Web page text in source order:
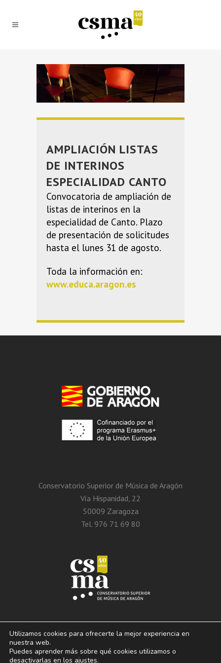
AMPLIACIÓN LISTAS
DE INTERINOS
ESPECIALIDAD CANTO
Convocatoria de ampliación de
listas de interinos en la
especialidad de Canto. Plazo
de presentación de solicitudes
hasta el lunes 31 de agosto.
Toda la información en:
www.educa.aragon.es
Conservatorio Superior de Música de Aragón
Vía Hispanidad, 22
50009 Zaragoza
Tel. 976 71 69 80
© 2013 – 2026. Conservatorio Superior de Música de Aragón. Vía Hispanidad, n.º
Utilizamos cookies para ofrecerte la mejor experiencia en
nuestra web.
Puedes aprender más sobre qué cookies utilizamos o
desactivarlas en los ajustes.